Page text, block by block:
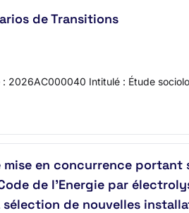
de Transitions
Intitulé : Étude
en concurrence
de l’Energie par
de nouvelles